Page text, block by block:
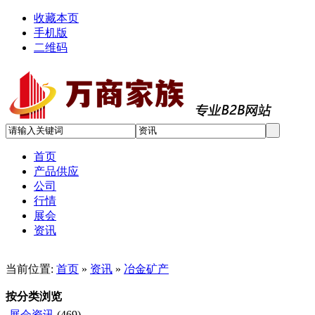
收藏本页
手机版
二维码
首页
产品供应
公司
行情
展会
资讯
当前位置: 首页 » 资讯 » 冶金矿产
按分类浏览